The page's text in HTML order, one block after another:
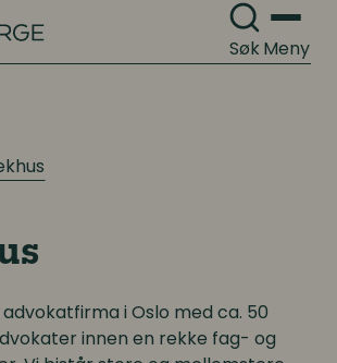
SøkMeny
sykefravær
talentledelse
i Oslo med ca. 50
innen en rekke fag- og